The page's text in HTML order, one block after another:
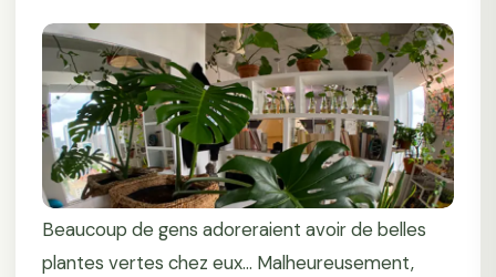
Beaucoup de gens adoreraient avoir de belles
plantes vertes chez eux... Malheureusement,